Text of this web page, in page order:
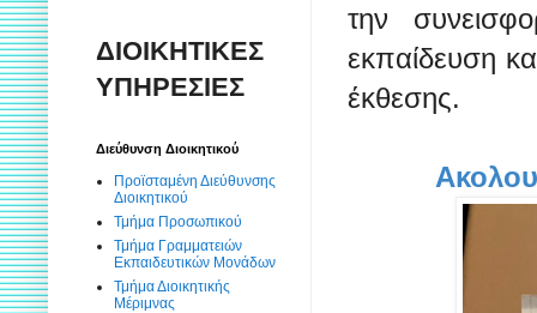
την
εκπαίδευση
έκθεσης.
ΔΙΟΙΚΗΤΙΚΕΣ
ΥΠΗΡΕΣΙΕΣ
Διεύθυνση Διοικητικού
Προϊσταμένη Διεύθυνσης
Διοικητικού
Τμήμα Προσωπικού
Τμήμα Γραμματειών
Εκπαιδευτικών Μονάδων
Τμήμα Διοικητικής
Μέριμνας